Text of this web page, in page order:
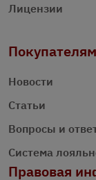
Лицензии
Покупателям
Новости
Статьи
Вопросы и
Система
Правовая